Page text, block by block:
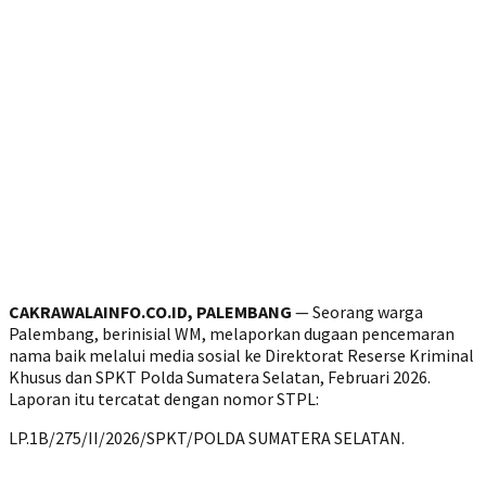
CAKRAWALAINFO.CO.ID, PALEMBANG — Seorang warga
Palembang, berinisial WM, melaporkan dugaan pencemaran
nama baik melalui media sosial ke Direktorat Reserse Kriminal
Khusus dan SPKT Polda Sumatera Selatan, Februari 2026.
Laporan itu tercatat dengan nomor STPL:
LP.1B/275/II/2026/SPKT/POLDA SUMATERA SELATAN.